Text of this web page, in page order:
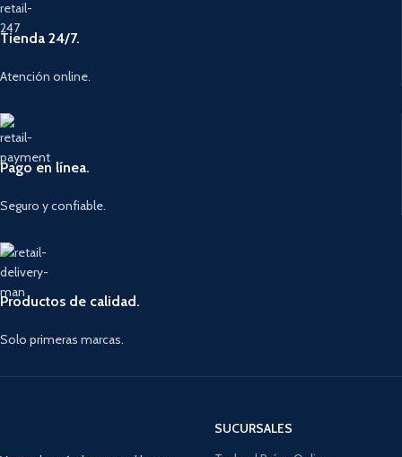
Tienda 24/7.
Atención online.
Pago en línea.
Seguro y confiable.
Productos de calidad.
Solo primeras marcas.
SUCURSALES